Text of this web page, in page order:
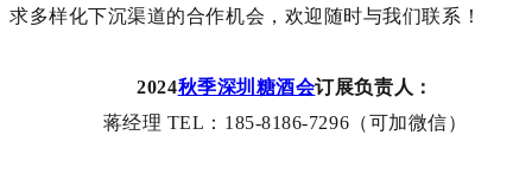
求多样化下沉渠道的合作机会，欢迎随时与我们联系！
2024秋季深圳糖酒会订展负责人：
蒋经理 TEL：185-8186-7296（可加微信）